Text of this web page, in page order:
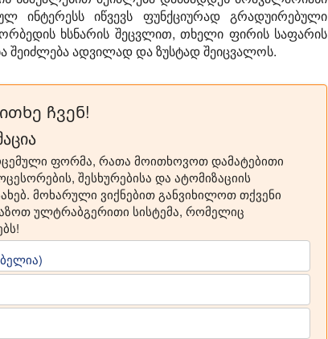
ინტერესს იწვევს ფუნქციურად გრადუირებული
ხსნარის შეცვლით, თხელი ფირის საფარის
ადვილად და ზუსტად შეიცვალოს.
ჩვენ!
ფორმა, რათა მოითხოვოთ დამატებითი
შესხურებისა და ატომიზაციის
მოხარული ვიქნებით განვიხილოთ თქვენი
ულტრაბგერითი სისტემა, რომელიც